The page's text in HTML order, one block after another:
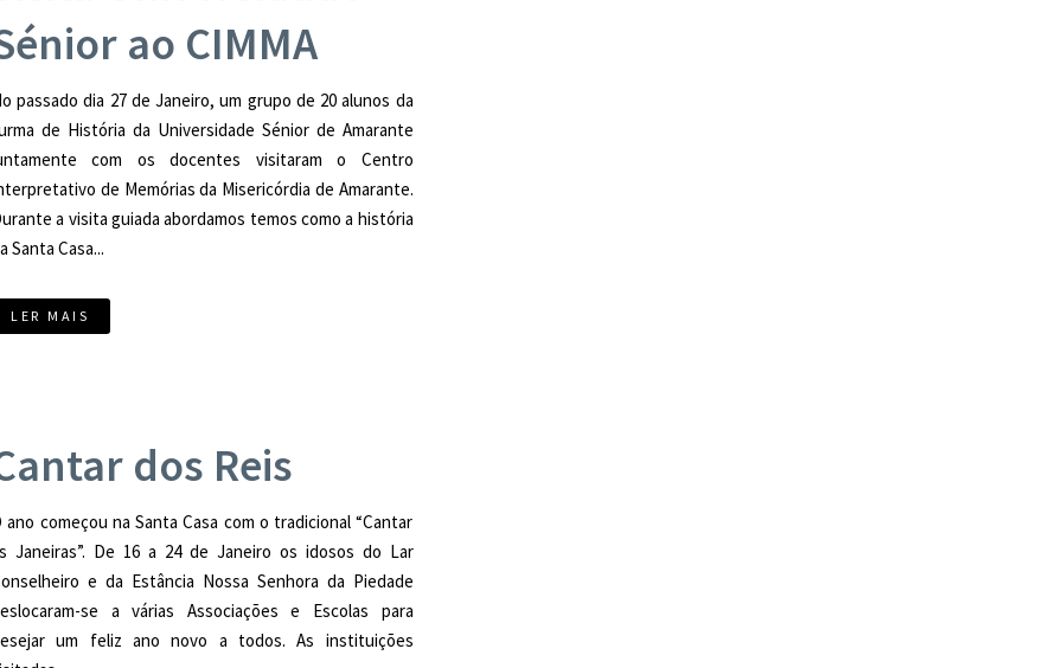
ao CIMMA
passado dia 27 de Janeiro, um grupo de 20 alunos da
de História da Universidade Sénior de Amarante
com os docentes visitaram o Centro
de Memórias da Misericórdia de Amarante.
a visita guiada abordamos temos como a história
Santa Casa...
LER MAIS
dos Reis
ano começou na Santa Casa com o tradicional “Cantar
Janeiras”. De 16 a 24 de Janeiro os idosos do Lar
e da Estância Nossa Senhora da Piedade
se a várias Associações e Escolas para
um feliz ano novo a todos. As instituições